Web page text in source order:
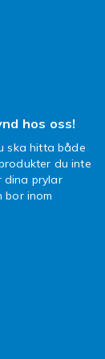
det
fler
på ett
i
glitter
hos oss!
ska hitta både
du inte
dina prylar
bor inom